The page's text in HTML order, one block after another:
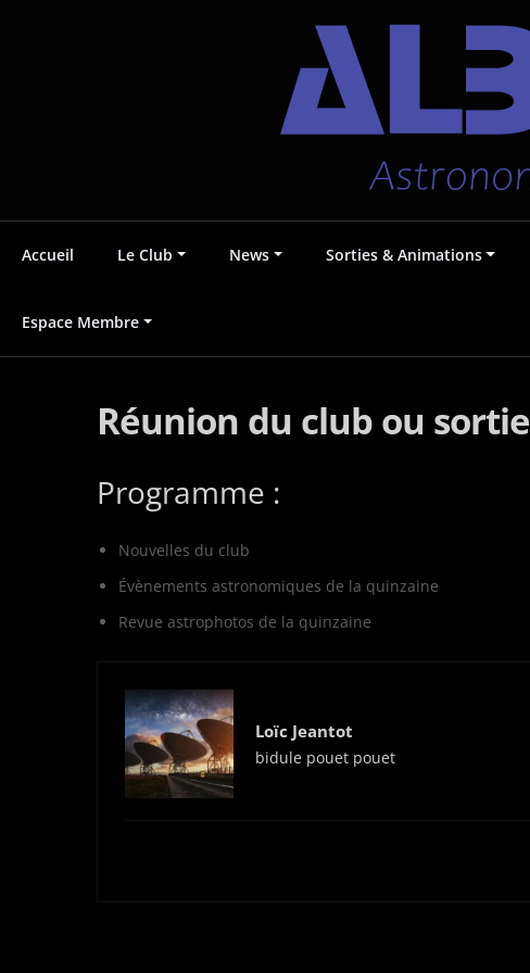
Albédo38
Accueil Le Club News Sorties & Animations
Espace Membre
Réunion du club ou sortie
Programme :
Nouvelles du club
Évènements astronomiques de la quinzaine
Revue astrophotos de la quinzaine
Loïc Jeantot
bidule pouet pouet